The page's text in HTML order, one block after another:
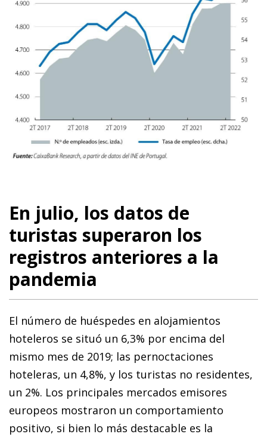
En julio, los datos de
turistas superaron los
registros anteriores a la
pandemia
El número de huéspedes en alojamientos
hoteleros se situó un 6,3% por encima del
mismo mes de 2019; las pernoctaciones
hoteleras, un 4,8%, y los turistas no residentes,
un 2%. Los principales mercados emisores
europeos mostraron un comportamiento
positivo, si bien lo más destacable es la